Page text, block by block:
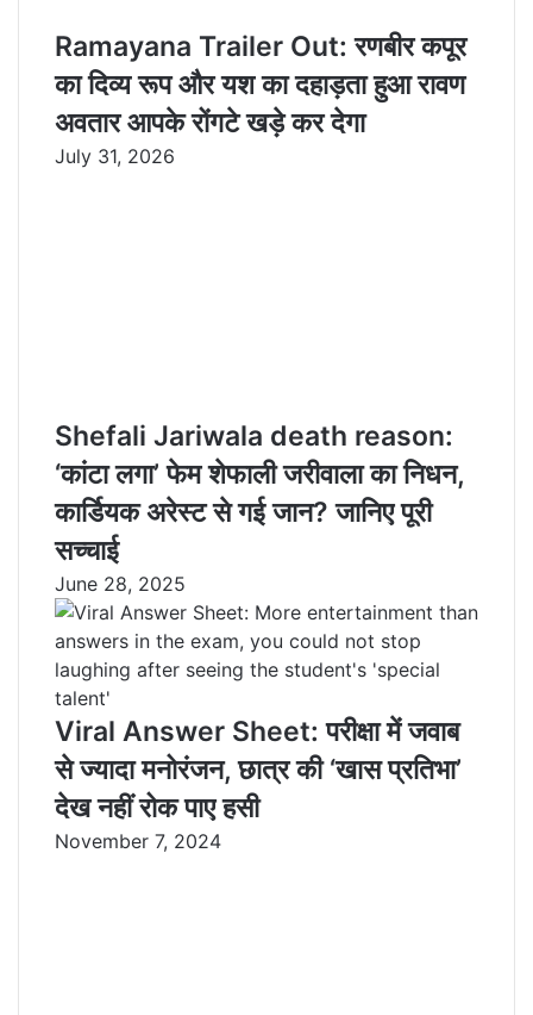
Ramayana Trailer Out: रणबीर कपूर
का दिव्य रूप और यश का दहाड़ता हुआ रावण
अवतार आपके रोंगटे खड़े कर देगा
July 31, 2026
Shefali Jariwala death reason:
‘कांटा लगा’ फेम शेफाली जरीवाला का निधन,
कार्डियक अरेस्ट से गई जान? जानिए पूरी
सच्चाई
June 28, 2025
Viral Answer Sheet: परीक्षा में जवाब
से ज्यादा मनोरंजन, छात्र की ‘खास प्रतिभा’
देख नहीं रोक पाए हसी
November 7, 2024